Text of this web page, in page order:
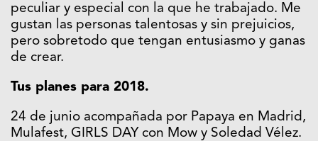
peculiar y especial con la que he trabajado. Me
gustan las personas talentosas y sin prejuicios,
pero sobretodo que tengan entusiasmo y ganas
de crear.
Tus planes para 2018.
‪24 de junio acompañada por Papaya en Madrid,
Mulafest, GIRLS DAY con Mow y Soledad Vélez.